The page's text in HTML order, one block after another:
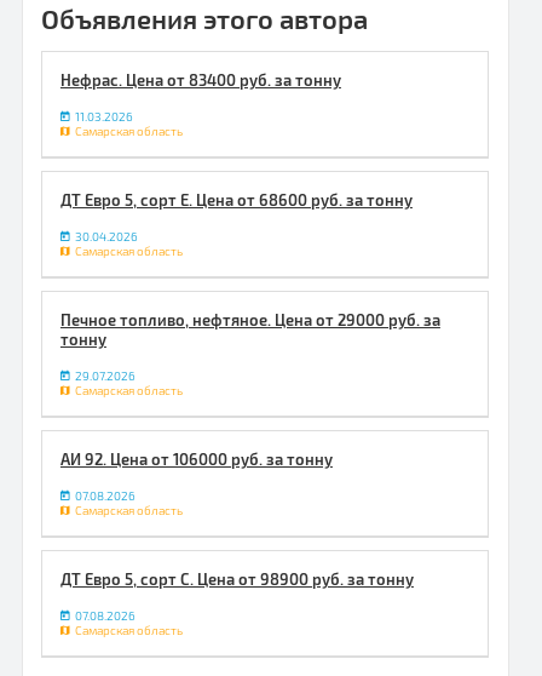
Объявления этого автора
Нефрас. Цена от 83400 руб. за тонну
11.03.2026
Самарская область
ДТ Евро 5, сорт Е. Цена от 68600 руб. за тонну
30.04.2026
Самарская область
Печное топливо, нефтяное. Цена от 29000 руб. за
тонну
29.07.2026
Самарская область
АИ 92. Цена от 106000 руб. за тонну
07.08.2026
Самарская область
ДТ Евро 5, сорт С. Цена от 98900 руб. за тонну
07.08.2026
Самарская область